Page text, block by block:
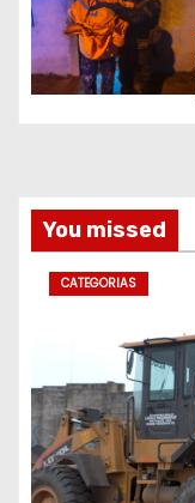
a
s
You missed
CATEGORIAS